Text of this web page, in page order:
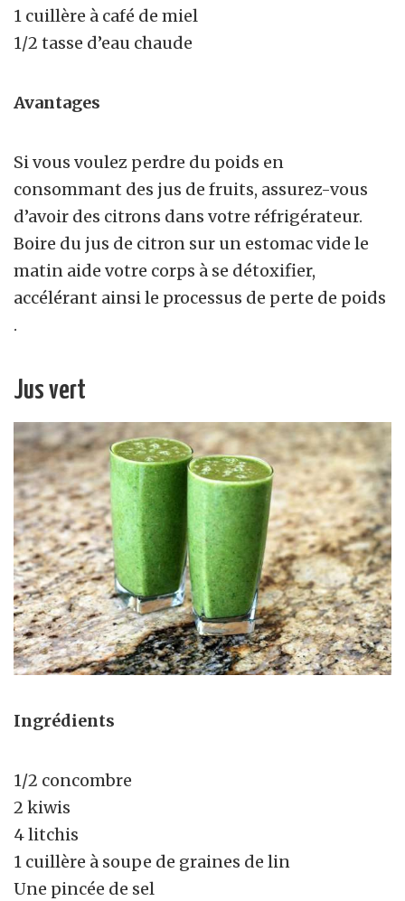
1 cuillère à café de miel
1/2 tasse d’eau chaude
Avantages
Si vous voulez perdre du poids en
consommant des jus de fruits, assurez-vous
d’avoir des citrons dans votre réfrigérateur.
Boire du jus de citron sur un estomac vide le
matin aide votre corps à se détoxifier,
accélérant ainsi le processus de perte de poids
.
Jus vert
Ingrédients
1/2 concombre
2 kiwis
4 litchis
1 cuillère à soupe de graines de lin
Une pincée de sel